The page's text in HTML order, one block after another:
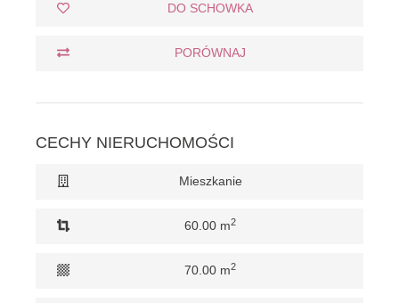
DO SCHOWKA
PORÓWNAJ
CECHY NIERUCHOMOŚCI
Mieszkanie
60.00 m2
70.00 m2